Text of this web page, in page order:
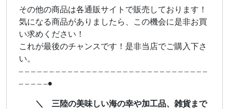
その他の商品は各通販サイトで販売しております！
気になる商品がありましたら、この機会に是非お買
い求めください！
これが最後のチャンスです！是非当店でご購入下さ
い。
– – – – – – – – – – – – – – – – – – – – – – – – – – – – – – –
– – – – –●
＼ 三陸の美味しい海の幸や加工品、雑貨まで